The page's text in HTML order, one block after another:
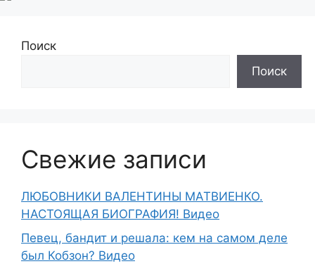
Поиск
Поиск
Свежие записи
ЛЮБОВНИКИ ВАЛЕНТИНЫ МАТВИЕНКО.
НАСТОЯЩАЯ БИОГРАФИЯ! Видео
Певец, бандит и решала: кем на самом деле
был Кобзон? Видео